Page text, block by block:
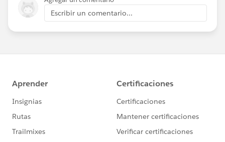
Escribir un comentario...